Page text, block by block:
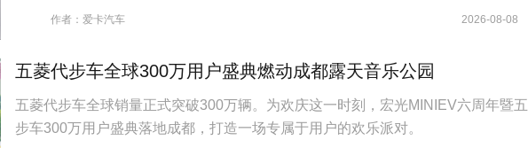
作者：爱卡汽车 2026-08-08
五菱代步车全球300万用户盛典燃动成都露天音乐公园
五菱代步车全球销量正式突破300万辆。为欢庆这一时刻，宏光MINIEV六周年暨
步车300万用户盛典落地成都，打造一场专属于用户的欢乐派对。